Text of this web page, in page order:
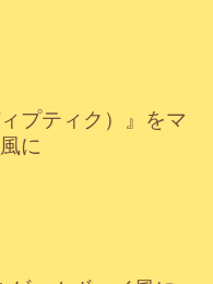
プティク）』をマ
に